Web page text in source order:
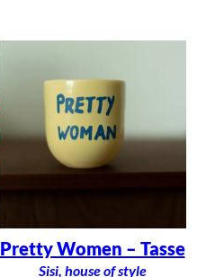
Pretty Women – Tasse
Sisi, house of style